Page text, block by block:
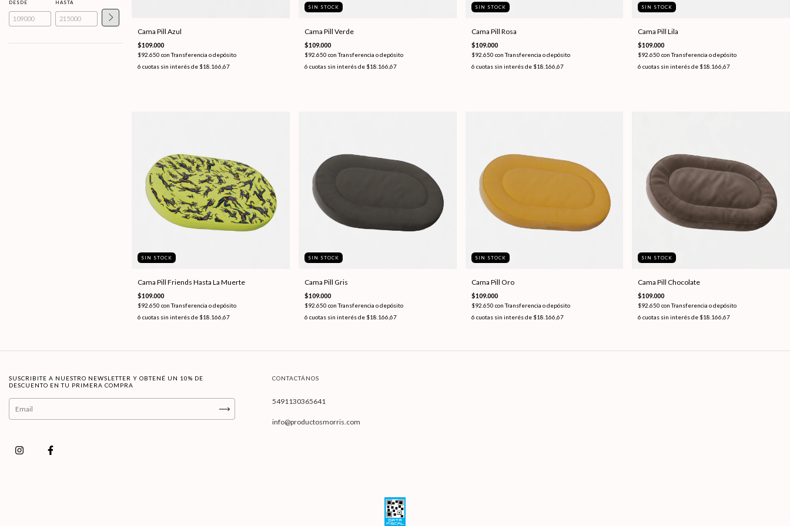
DESDE HASTA
Cama Pill Azul
$109.000
$92.650 con Transferencia o depósito
6 cuotas sin interés de $18.166,67
SIN STOCK
Cama Pill Verde
$109.000
$92.650 con Transferencia o depósito
6 cuotas sin interés de $18.166,67
SIN STOCK
Cama Pill Rosa
$109.000
$92.650 con Transferencia o depósito
6 cuotas sin interés de $18.166,67
SIN STOCK
Cama Pill Lila
$109.000
$92.650con Transferencia o depósito
6 cuotas sin interés de $18.166,67
SIN STOCK
Cama Pill Friends Hasta La Muerte
$109.000
$92.650 con Transferencia o depósito
6 cuotas sin interés de $18.166,67
SIN STOCK
Cama Pill Gris
$109.000
$92.650 con Transferencia o depósito
6 cuotas sin interés de $18.166,67
SIN STOCK
Cama Pill Oro
$109.000
$92.650 con Transferencia o depósito
6 cuotas sin interés de $18.166,67
SIN STOCK
Cama Pill Chocolate
$109.000
$92.650con Transferencia o depósito
6 cuotas sin interés de $18.166,67
SUSCRIBITE A NUESTRO NEWSLETTER Y OBTENÉ UN 10% DE
DESCUENTO EN TU PRIMERA COMPRA
CONTACTÁNOS
5491130365641
info@productosmorris.com